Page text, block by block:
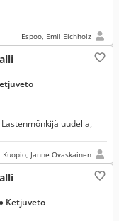
Espoo, Emil Eichholz
uudella,
Kuopio, Janne Ovaskainen
● Ketjuveto